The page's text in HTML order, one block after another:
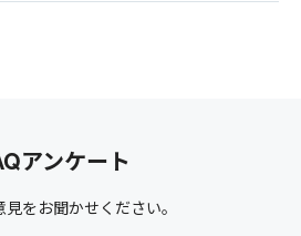
アンケート
をお聞かせください。